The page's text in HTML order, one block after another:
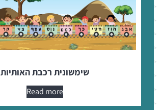
שימשונית רכבת האותיות
Read more